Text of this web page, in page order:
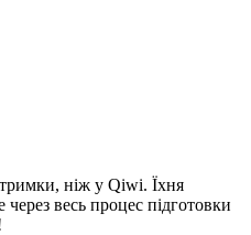
ніж у Qiwi. Їхня
весь процес підготовки